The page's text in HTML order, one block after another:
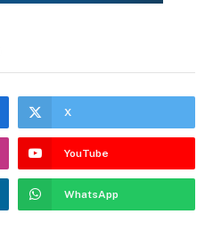
X
YouTube
WhatsApp